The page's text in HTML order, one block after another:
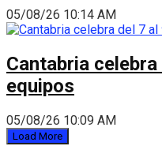
05/08/26 10:14 AM
Cantabria
equipos
05/08/26 10:09 AM
Load More